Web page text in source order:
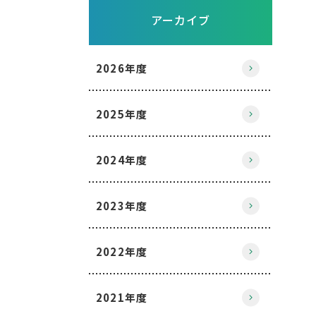
アーカイブ
2026年度
2025年度
2024年度
2023年度
2022年度
2021年度